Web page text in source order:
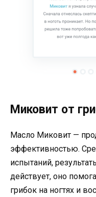
Миковит от
Масло Миковит —
эффективностью.
испытаний,
действует, оно
грибок на ногтях и